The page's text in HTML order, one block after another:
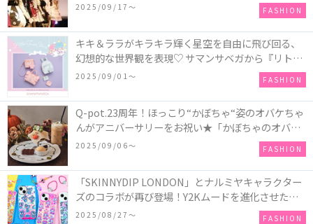
2025/09/17〜 FASHION
キキ＆ララがキラキラ輝く星空を自由に飛び回る、
幻想的な世界観を表現♡ サマンサベガから『リトル
ツインスターズ』50周年アニバーサリーイヤー』を
2025/09/01〜 FASHION
Q-pot.23周年！ほっこり“かぼちゃ“姿のオバケちゃ
んがアニバーサリーをお祝い★「かぼちゃのオバケ
ーキアクセサリー」が新発売！Q-pot CAFE.では
「かぼちゃのオバケーキプレート」も登場
2025/09/06〜 FASHION
「SKINNYDIP LONDON」とナルミヤキャラクター
ズのコラボが再び登場！Y2Kムードを進化させた新
作コレクションを発売♪
2025/08/27〜 FASHION